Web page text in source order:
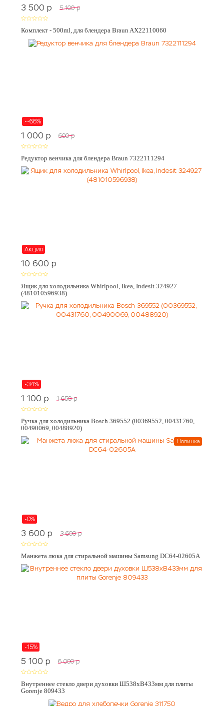
3 500 p 5 100 p
Комплект - 500ml, для блендера Braun AX22110060
--66%
1 000 p 600 p
Редуктор венчика для блендера Braun 7322111294
Акция
10 600 p
Ящик для холодильника Whirlpool, Ikea, Indesit 324927
(481010596938)
-34%
1 100 p 1 650 p
Ручка для холодильника Bosch 369552 (00369552, 00431760,
00490069, 00488920)
-0%
Новинка
3 600 p 3 600 p
Манжета люка для стиральной машины Samsung DC64-02605A
-15%
5 100 p 6 000 p
Внутреннее стекло двери духовки Ш538хВ433мм для плиты
Gorenje 809433